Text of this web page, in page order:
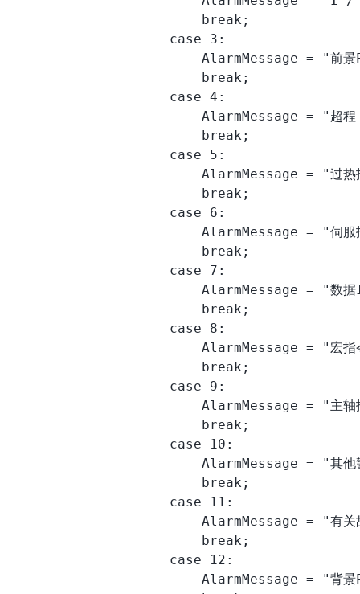
                        break;
                    case 3:
AlarmMessage = "前景
                        break;
                    case 4:
AlarmMessage = "超程
                        break;
                    case 5:
AlarmMessage = "过热
                        break;
                    case 6:
AlarmMessage = "伺服
                        break;
                    case 7:
AlarmMessage = "数据
                        break;
                    case 8:
AlarmMessage = "宏指
                        break;
                    case 9:
AlarmMessage = "主轴
                        break;
                    case 10:
AlarmMessage = "其他
                        break;
                    case 11:
AlarmMessage = "有关故
                        break;
                    case 12:
AlarmMessage = "背景